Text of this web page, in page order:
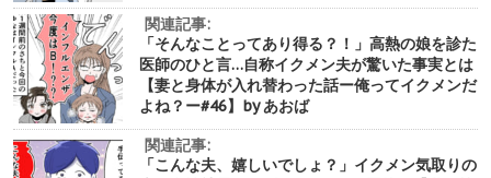
関連記事:
「そんなことってあり得る？！」高熱の娘を診た
医師のひと言…自称イクメン夫が驚いた事実とは
【妻と身体が入れ替わった話ー俺ってイクメンだ
よね？ー#46】by あおば
関連記事:
「こんな夫、嬉しいでしょ？」イクメン気取りの